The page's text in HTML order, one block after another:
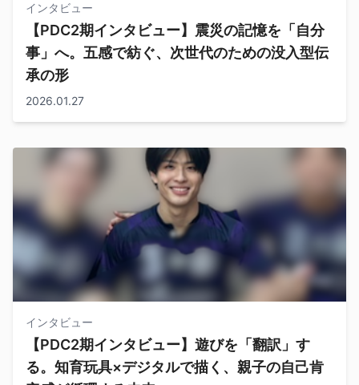
インタビュー
【PDC2期インタビュー】震災の記憶を「自分
事」へ。五感で紡ぐ、次世代のための没入型伝
承の形
2026.01.27
インタビュー
【PDC2期インタビュー】遊びを「翻訳」す
る。知育玩具×デジタルで描く、親子の自己肯